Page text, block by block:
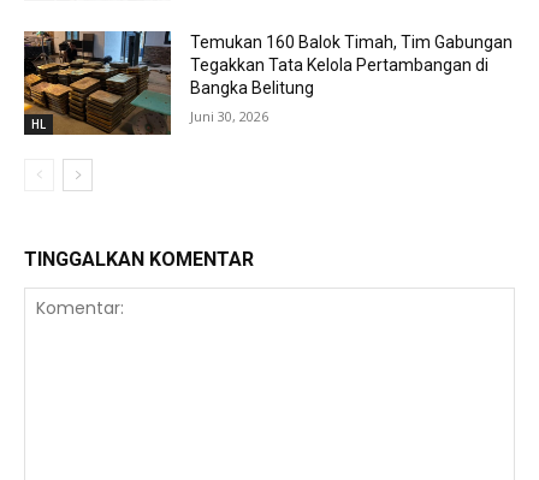
HL
Temukan 160 Balok Timah, Tim Gabungan
Tegakkan Tata Kelola Pertambangan di
Bangka Belitung
Juni 30, 2026
TINGGALKAN KOMENTAR